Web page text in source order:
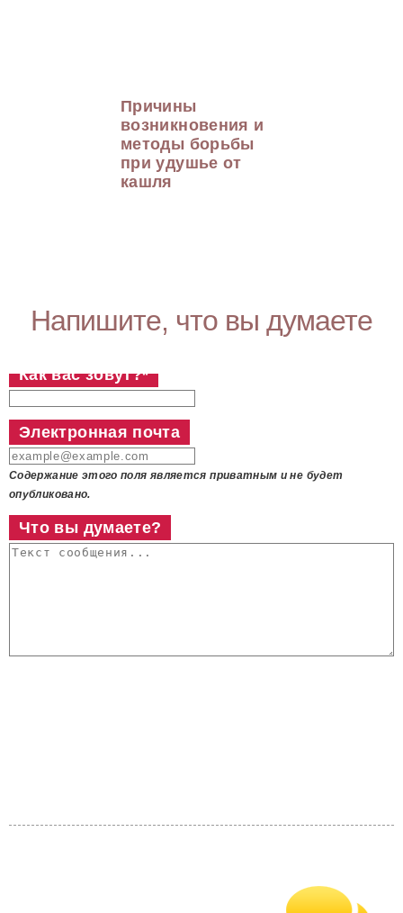
Причины
возникновения и
методы борьбы
при удушье от
кашля
Напишите, что вы думаете
Как вас зовут?*
Электронная почта
Содержание этого поля является приватным и не будет
опубликовано.
Что вы думаете?